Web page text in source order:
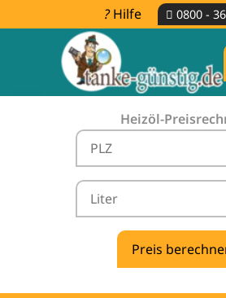
Hilfe 0800 -
Heizöl-
Heizölpreise Schäftlarn -
vergleichen & günstig